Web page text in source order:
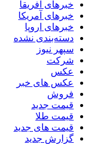
خبرهای آفریقا
خبرهای آمریکا
خبرهای اروپا
دسته‌بندی نشده
سپهر نیوز
شرکت
عکس
عکس های خبر
فروش
قیمت جدید
قیمت طلا
قیمت های جدید
گزارش جدید